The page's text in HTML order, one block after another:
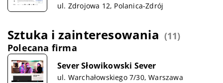
ul. Zdrojowa 12, Polanica-Zdrój
Sztuka i zainteresowania (11)
Polecana firma
Sever Słowikowski Sever
ul. Warchałowskiego 7/30, Warszawa